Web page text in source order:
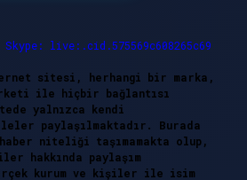
Skype: live:.cid.575569c608265c69
sitesi, herhangi bir marka,
ile hiçbir bağlantısı
yalnızca kendi
paylaşılmaktadır. Burada
niteliği taşımamakta olup,
hakkında paylaşım
kurum ve kişiler ile isim